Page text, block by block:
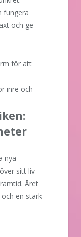
fungera
och ge
för att
inre och
nya
sitt liv
Året
en stark